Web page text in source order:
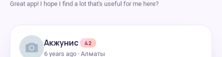
Great app! I hope I find a lot that's useful for me here?
Акжунис
42
6 years ago · Алматы